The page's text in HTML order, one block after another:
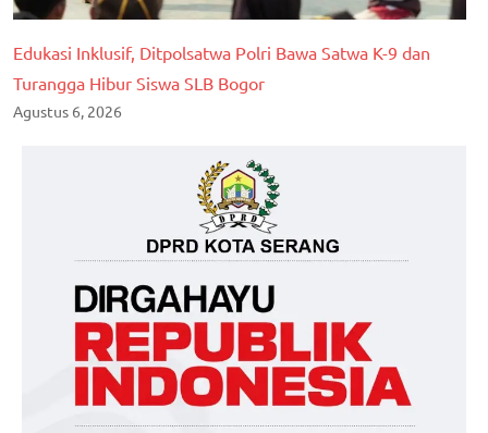
Edukasi Inklusif, Ditpolsatwa Polri Bawa Satwa K-9 dan
Turangga Hibur Siswa SLB Bogor
Agustus 6, 2026